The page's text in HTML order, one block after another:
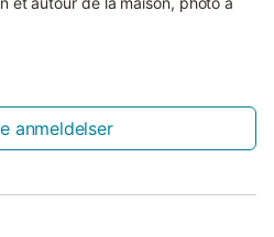
anmeldelser